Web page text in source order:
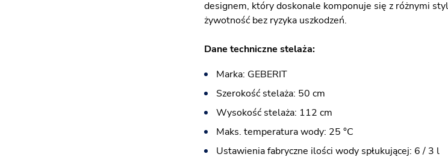
designem, który doskonale komponuje się z różnymi
żywotność bez ryzyka uszkodzeń.
Dane techniczne stelaża:
Marka: GEBERIT
Szerokość stelaża: 50 cm
Wysokość stelaża: 112 cm
Maks. temperatura wody: 25 °C
Ustawienia fabryczne ilości wody spłukującej: 6 / 3 l